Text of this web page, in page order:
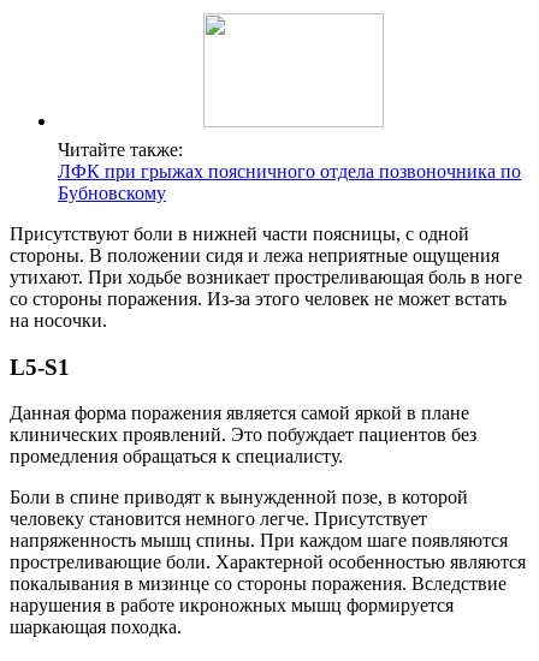
Читайте также:
ЛФК при грыжах поясничного отдела позвоночника по
Бубновскому
Присутствуют боли в нижней части поясницы, с одной
стороны. В положении сидя и лежа неприятные ощущения
утихают. При ходьбе возникает простреливающая боль в ноге
со стороны поражения. Из-за этого человек не может встать
на носочки.
L5-S1
Данная форма поражения является самой яркой в плане
клинических проявлений. Это побуждает пациентов без
промедления обращаться к специалисту.
Боли в спине приводят к вынужденной позе, в которой
человеку становится немного легче. Присутствует
напряженность мышц спины. При каждом шаге появляются
простреливающие боли. Характерной особенностью являются
покалывания в мизинце со стороны поражения. Вследствие
нарушения в работе икроножных мышц формируется
шаркающая походка.